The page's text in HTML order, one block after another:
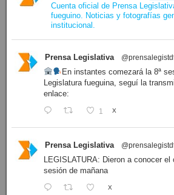
Cuenta oficial de Prensa
fueguino. Noticias y fotografías
institucional.
Prensa Legislativa
En instantes comezará la 8ª
Legislatura fueguina, seguí la
enlace:
1 X
Prensa Legislativa
LEGISLATURA: Dieron a conocer
sesión de mañana
X